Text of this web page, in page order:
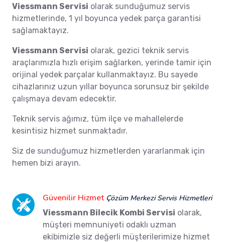
Viessmann Servisi olarak sunduğumuz servis
hizmetlerinde, 1 yıl boyunca yedek parça garantisi
sağlamaktayız.
Viessmann Servisi olarak, gezici teknik servis
araçlarımızla hızlı erişim sağlarken, yerinde tamir için
orijinal yedek parçalar kullanmaktayız. Bu sayede
cihazlarınız uzun yıllar boyunca sorunsuz bir şekilde
çalışmaya devam edecektir.
Teknik servis ağımız, tüm ilçe ve mahallelerde
kesintisiz hizmet sunmaktadır.
Siz de sunduğumuz hizmetlerden yararlanmak için
hemen bizi arayın.
Güvenilir Hizmet Çözüm Merkezi Servis Hizmetleri
Viessmann Bilecik Kombi Servisi olarak,
müşteri memnuniyeti odaklı uzman
ekibimizle siz değerli müşterilerimize hizmet